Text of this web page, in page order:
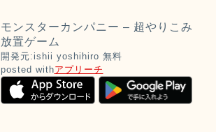
モンスターカンパニー – 超やりこみ
放置ゲーム
開発元: ishii yoshihiro 無料
posted withアプリーチ